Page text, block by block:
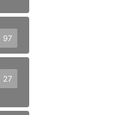
97
27